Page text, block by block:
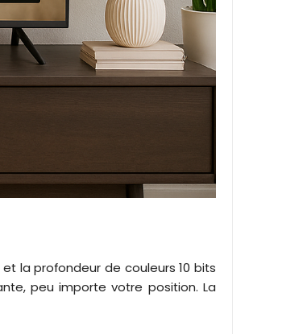
la profondeur de couleurs 10 bits
peu importe votre position. La